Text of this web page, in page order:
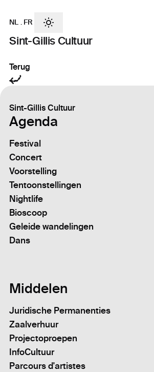
Sint-Gillis Cultuur
NL . FR
Terug
Sint-Gillis Cultuur
Agenda
Festival
Concert
Voorstelling
Tentoonstellingen
Nightlife
Bioscoop
Geleide wandelingen
Dans
Middelen
Juridische Permanenties
Zaalverhuur
Projectoproepen
InfoCultuur
Parcours d'artistes